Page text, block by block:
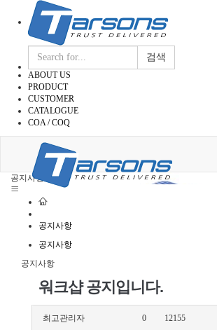
검색
ABOUT US
PRODUCT
CUSTOMER
CATALOGUE
COA / COQ
공지사항
공지사항
공지사항
공지사항
워크샵 공지입니다.
최고관리자 0
12155